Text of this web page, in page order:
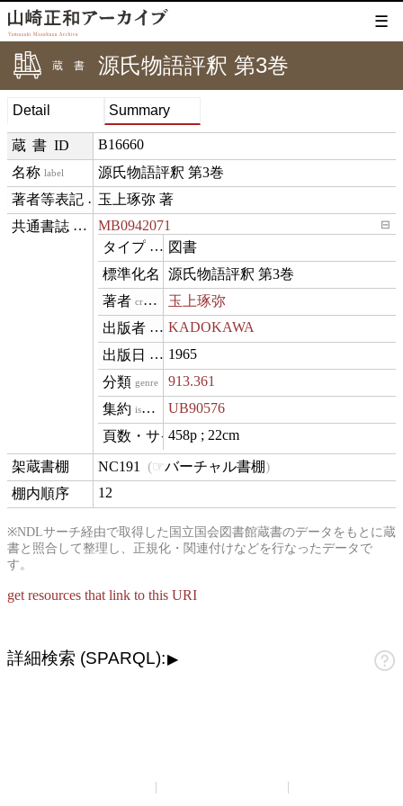
☰
蔵書 源氏物語評釈 第3巻
Detail Summary
蔵書ID B16660
label 源氏物語評釈 第3巻
creditText
玉上琢弥 著
exemplarOfMB0942071 ⊟
type 図書
name
源氏物語評釈 第3巻
creator 玉上琢弥
publisherKADOKAWA
datePublished
1965
genre 913.361
isVariantOf UB90576
materialExtent
458p ; 22cm
contentLocation
NC191 バーチャル書棚
12
※NDLサーチ経由で取得した国立国会図書館蔵書のデータをもとに蔵
書と照合して整理し、正規化・関連付けなどを行なったデータで
す。
get resources that link to this URI
詳細検索 (SPARQL):▶